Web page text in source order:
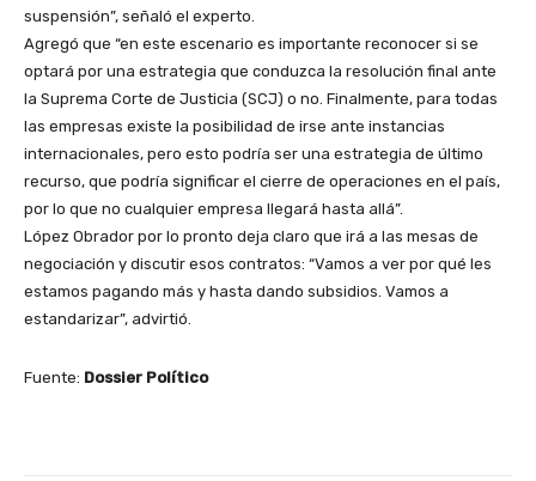
suspensión”, señaló el experto.
Agregó que “en este escenario es importante reconocer si se
optará por una estrategia que conduzca la resolución final ante
la Suprema Corte de Justicia (SCJ) o no. Finalmente, para todas
las empresas existe la posibilidad de irse ante instancias
internacionales, pero esto podría ser una estrategia de último
recurso, que podría significar el cierre de operaciones en el país,
por lo que no cualquier empresa llegará hasta allá”.
López Obrador por lo pronto deja claro que irá a las mesas de
negociación y discutir esos contratos: “Vamos a ver por qué les
estamos pagando más y hasta dando subsidios. Vamos a
estandarizar”, advirtió.
Fuente: Dossier Político